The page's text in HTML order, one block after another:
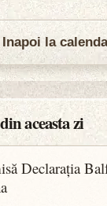
la
aceasta zi
Declarația